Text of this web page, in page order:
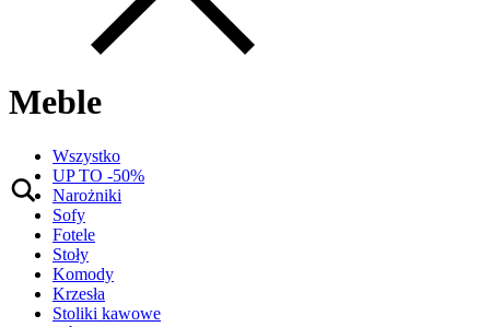
Meble
Wszystko
UP TO -50%
Narożniki
Sofy
Fotele
Stoły
Komody
Krzesła
Stoliki kawowe